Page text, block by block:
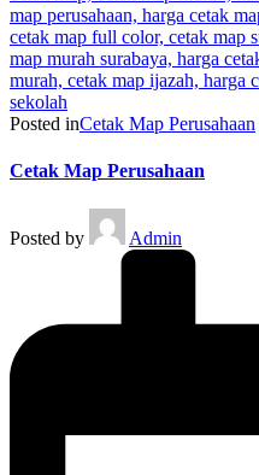
Posted inCetak Map Perusahaan
Cetak Map Perusahaan
Posted by Admin